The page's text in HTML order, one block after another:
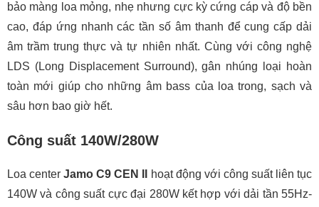
bảo màng loa mỏng, nhẹ nhưng cực kỳ cứng cáp và độ bền
cao, đáp ứng nhanh các tần số âm thanh để cung cấp dải
âm trầm trung thực và tự nhiên nhất. Cùng với công nghệ
LDS (Long Displacement Surround), gân nhúng loại hoàn
toàn mới giúp cho những âm bass của loa trong, sạch và
sâu hơn bao giờ hết.
Công suất 140W/280W
Loa centerJamo C9 CEN II
hoạt động với công suất liên tục
140W và công suất cực đại 280W kết hợp với dải tần 55Hz-